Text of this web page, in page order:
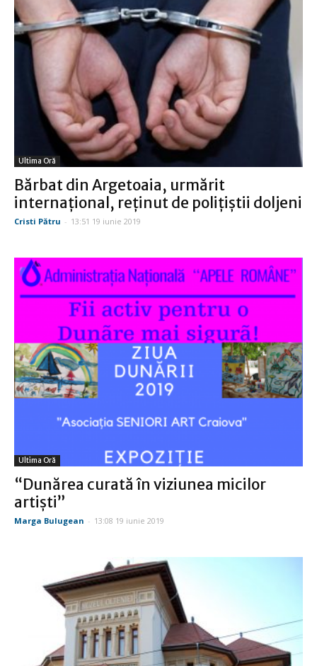
Ultima Oră
Bărbat din Argetoaia, urmărit
internaţional, reţinut de poliţiştii doljeni
Cristi Pătru - 13:51 19 iunie 2019
Ultima Oră
“Dunărea curată în viziunea micilor
artişti”
Marga Bulugean - 13:08 19 iunie 2019